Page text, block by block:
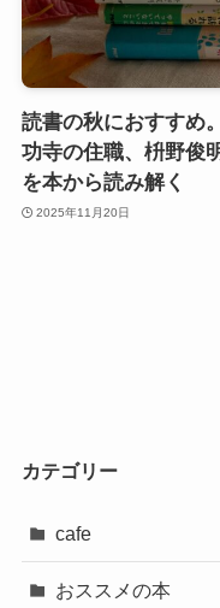
読書の秋におすすめ
功寺の住職、枡野俊
を本から読み解く
2025年11月20日
カテゴリー
cafe
おススメの本